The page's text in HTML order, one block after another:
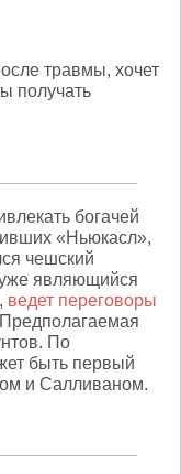
травмы, хочет
получать
богачей
«Ньюкасл»,
чешский
являющийся
ведет переговоры
По
быть первый
и Салливаном.